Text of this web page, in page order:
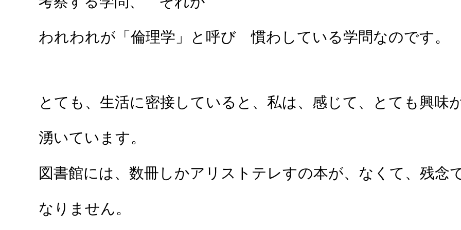
われわれが「倫理学」と呼び 慣わしている学問なのです。
とても、生活に密接していると、私は、感じて、とても興味
湧いています。
図書館には、数冊しかアリストテレすの本が、なくて、残念
なりません。